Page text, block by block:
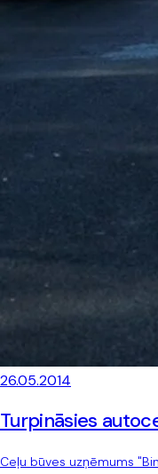
26.05.2014
Turpināsies
Ceļu būves uzņēmums